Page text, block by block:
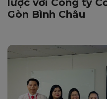
lược với Công ty
Gòn Bình Châu